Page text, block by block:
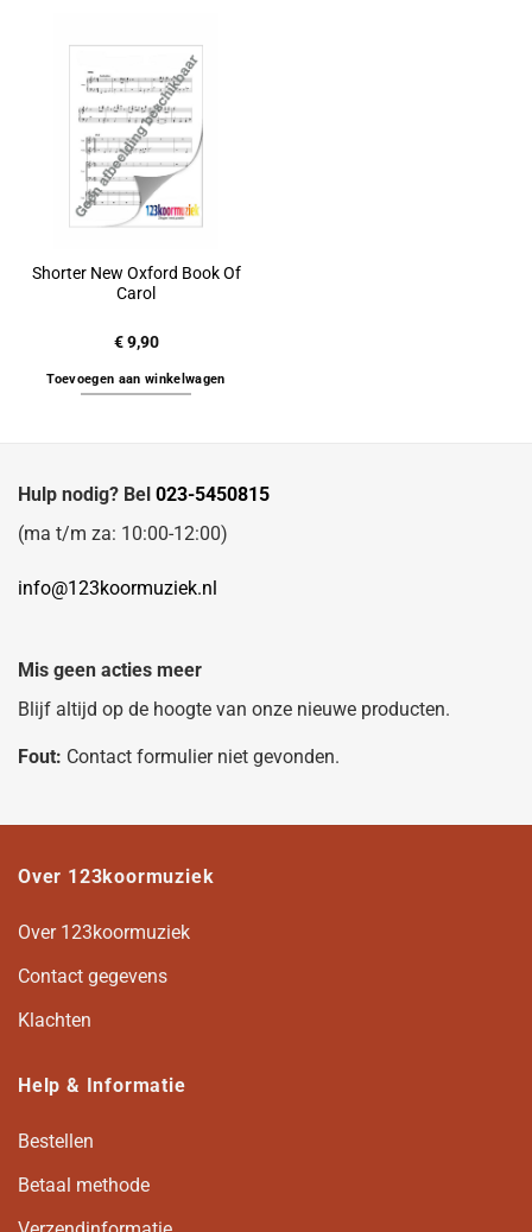
Shorter New Oxford Book Of
Carol
€9,90
Toevoegen aan winkelwagen
Hulp nodig? Bel 023-5450815
(ma t/m za: 10:00-12:00)
info@123koormuziek.nl
Mis geen acties meer
Blijf altijd op de hoogte van onze nieuwe producten.
Fout: Contact formulier niet gevonden.
Over 123koormuziek
Over 123koormuziek
Contact gegevens
Klachten
Help & Informatie
Bestellen
Betaal methode